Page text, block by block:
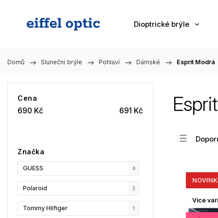
Dioptrické brýle
Domů / Sluneční brýle / Pohlaví / Dámské / Esprit Modrá
Cena
690 Kč 691 Kč
Značka
GUESS 4
Polaroid 3
Tommy Hilfiger 1
Více